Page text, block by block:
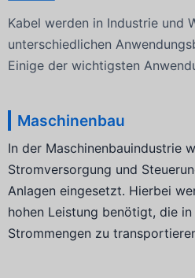
Kabel werden in Industrie und
unterschiedlichen
Einige der wichtigsten
Maschinenbau
In der Maschinenbauindustrie
Stromversorgung und
Anlagen eingesetzt. Hierbei
hohen Leistung benötigt, die
Strommengen zu